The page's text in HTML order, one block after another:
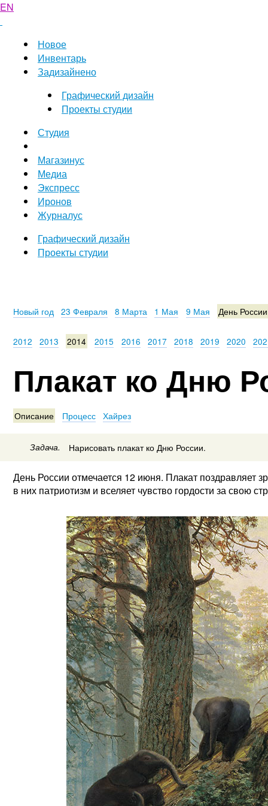
EN
Новое
Инвентарь
Задизайнено
Графический дизайн
Проекты студии
Студия
Магазинус
Медиа
Экспресс
Иронов
Журналус
Графический дизайн
Проекты студии
Новый год 23 Февраля 8 Марта 1 Мая 9 Мая День России
2012 2013 2014 2015 2016 2017 2018 2019 2020
Плакат ко Дню
Описание Процесс Хайрез
Задача. Нарисовать плакат ко Дню России.
День России отмечается 12 июня. Плакат поздравляет
в них патриотизм и вселяет чувство гордости за свою